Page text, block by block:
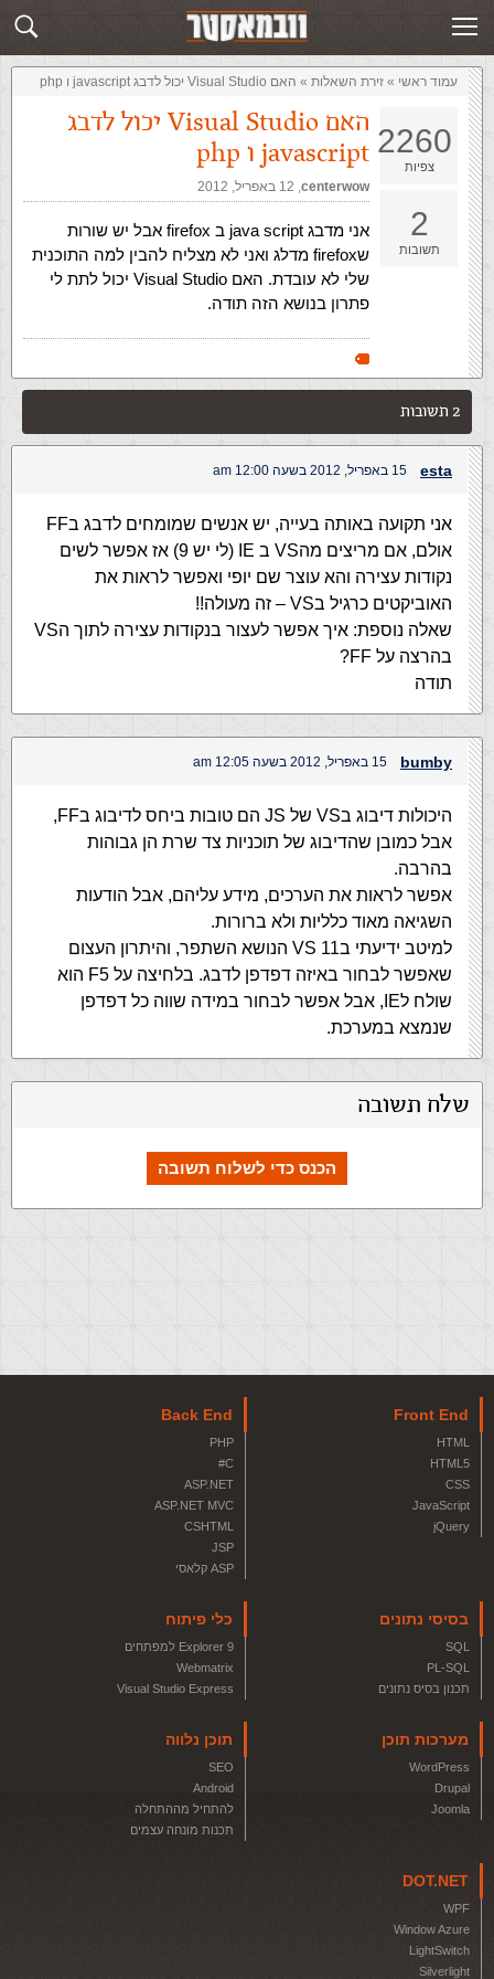
שלח תשובה זירת השאלות
עמוד ראשי » ‏זירת השאלות‏ » האם Visual Studio יכול לדבג javascript ו php
2260
צפיות
2
תשובות
האם Visual Studio יכול לדבג
javascript ו php
centerwow
,‏ 12 באפריל, 2012
אני מדבג java script ב firefox אבל יש שורות
שfirefox מדלג ואני לא מצליח להבין למה התוכנית
שלי לא עובדת. האם Visual Studio יכול לתת לי
פתרון בנושא הזה תודה.
2 תשובות
esta 15 באפריל, 2012 בשעה 12:00 am
אני תקועה באותה בעייה, יש אנשים שמומחים לדבג בFF
אולם, אם מריצים מהVS ב IE (לי יש 9) אז אפשר לשים
נקודות עצירה והא עוצר שם יופי ואפשר לראות את
האוביקטים כרגיל בVS – זה מעולה!!
שאלה נוספת: איך אפשר לעצור בנקודות עצירה לתוך הVS
בהרצה על FF?
תודה
bumby 15 באפריל, 2012 בשעה 12:05 am
היכולות דיבוג בVS של JS הם טובות ביחס לדיבוג בFF,
אבל כמובן שהדיבוג של תוכניות צד שרת הן גבוהות
בהרבה.
אפשר לראות את הערכים, מידע עליהם, אבל הודעות
השגיאה מאוד כלליות ולא ברורות.
למיטב ידיעתי בVS 11 הנושא השתפר, והיתרון העצום
שאפשר לבחור באיזה דפדפן לדבג. בלחיצה על F5 הוא
שולח לIE, אבל אפשר לבחור במידה שווה כל דפדפן
שנמצא במערכת.
שלח תשובה
הכנס כדי לשלוח תשובה
Front End
HTML
HTML5
CSS
JavaScript
jQuery
Back End
PHP
C#
ASP.NET
ASP.NET MVC
CSHTML
JSP
ASP קלאסי
בסיסי נתונים
SQL
PL-SQL
תכנון בסיס נתונים
כלי פיתוח
Explorer 9 למפתחים
Webmatrix
Visual Studio Express
מערכות תוכן
WordPress
Drupal
Joomla
תוכן נלווה
SEO
Android
להתחיל מההתחלה
תכנות מונחה עצמים
DOT.NET
WPF
Window Azure
LightSwitch
Silverlight